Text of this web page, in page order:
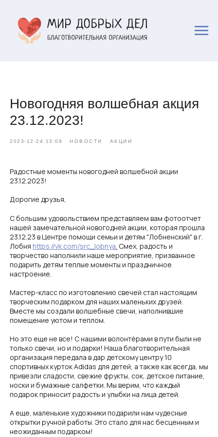
Новогодняя волшебная акция
23.12.2023!
2023-12-24 13:09 НОВОСТИ АКЦИИ
Радостные моменты новогодней волшебной акции
23.12.2023!
Дорогие друзья,
С большим удовольствием представляем вам фотоотчет
нашей замечательной новогодней акции, которая прошла
23.12.23 в Центре помощи семьи и детям "Лобненский" в г.
Лобня https://vk.com/src_lobnya. Смех, радость и
творчество наполнили наше мероприятие, призванное
подарить детям теплые моменты и праздничное
настроение.
Мастер-класс по изготовлению свечей стал настоящим
творческим подарком для наших маленьких друзей.
Вместе мы создали волшебные свечи, наполнившие
помещение уютом и теплом.
Но это еще не все! С нашими волонтёрами в пути были не
только свечи, но и подарки! Наша благотворительная
организация передала в дар детскому центру 10
спортивных курток Adidas для детей, а также как всегда, мы
привезли сладости, свежие фрукты, сок, детское питание,
носки и бумажные салфетки. Мы верим, что каждый
подарок приносит радость и улыбки на лица детей.
А еще, маленькие художники подарили нам чудесные
открытки ручной работы. Это стало для нас бесценным и
неожиданным подарком!